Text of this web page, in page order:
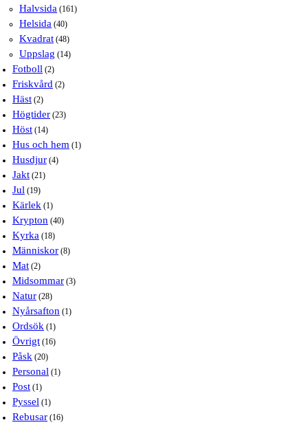
Halvsida (161)
Helsida (40)
Kvadrat (48)
Uppslag (14)
Fotboll (2)
Friskvård (2)
Häst (2)
Högtider (23)
Höst (14)
Hus och hem (1)
Husdjur (4)
Jakt (21)
Jul (19)
Kärlek (1)
Krypton (40)
Kyrka (18)
Människor (8)
Mat (2)
Midsommar (3)
Natur (28)
Nyårsafton (1)
Ordsök (1)
Övrigt (16)
Påsk (20)
Personal (1)
Post (1)
Pyssel (1)
Rebusar (16)